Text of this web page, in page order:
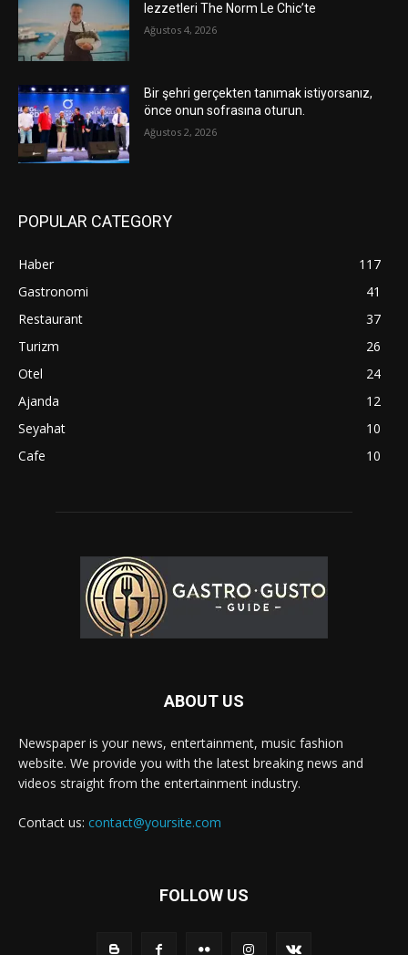
lezzetleri The Norm Le Chic’te
Ağustos 4, 2026
Bir şehri gerçekten tanımak istiyorsanız,
önce onun sofrasına oturun.
Ağustos 2, 2026
POPULAR CATEGORY
Haber
117
Gastronomi
41
Restaurant
37
Turizm
26
Otel
24
Ajanda
12
Seyahat
10
Cafe
10
ABOUT US
Newspaper is your news, entertainment, music fashion
website. We provide you with the latest breaking news and
videos straight from the entertainment industry.
Contact us: contact@yoursite.com
FOLLOW US